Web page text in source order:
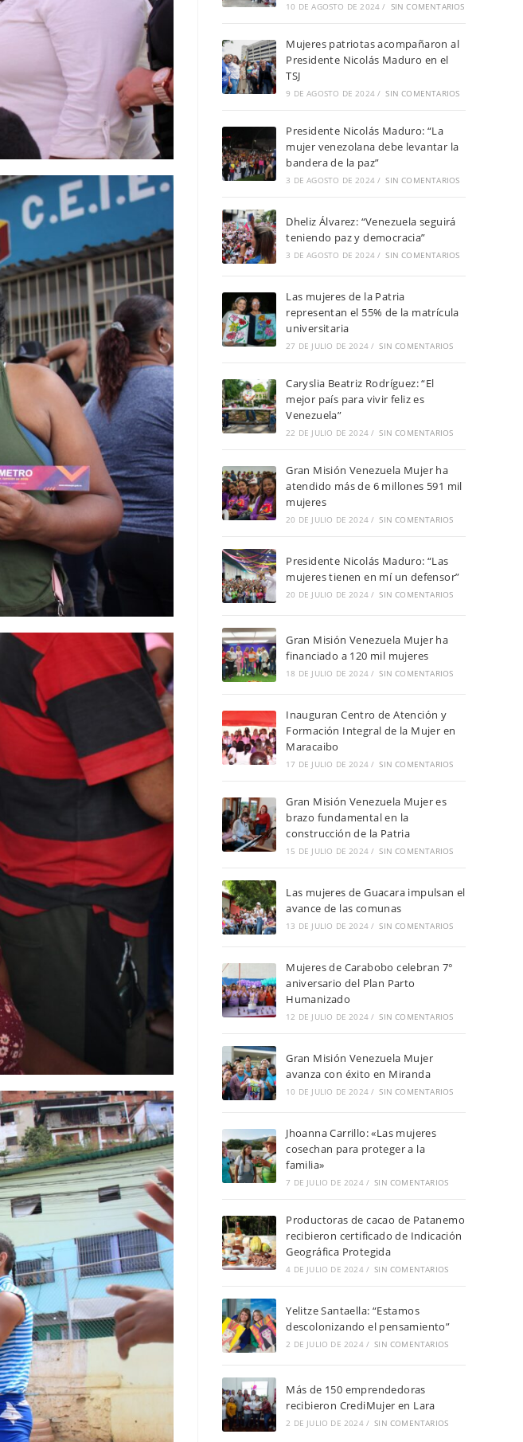
10 DE AGOSTO DE 2024 / SIN COMENTARIOS
Mujeres patriotas acompañaron al
Presidente Nicolás Maduro en el
TSJ
9 DE AGOSTO DE 2024 / SIN COMENTARIOS
Presidente Nicolás Maduro: “La
mujer venezolana debe levantar la
bandera de la paz”
3 DE AGOSTO DE 2024 / SIN COMENTARIOS
Dheliz Álvarez: “Venezuela seguirá
teniendo paz y democracia”
3 DE AGOSTO DE 2024 / SIN COMENTARIOS
Las mujeres de la Patria
representan el 55% de la matrícula
universitaria
27 DE JULIO DE 2024 / SIN COMENTARIOS
Caryslia Beatriz Rodríguez: “El
mejor país para vivir feliz es
Venezuela”
22 DE JULIO DE 2024 / SIN COMENTARIOS
Gran Misión Venezuela Mujer ha
atendido más de 6 millones 591 mil
mujeres
20 DE JULIO DE 2024 / SIN COMENTARIOS
Presidente Nicolás Maduro: “Las
mujeres tienen en mí un defensor”
20 DE JULIO DE 2024 / SIN COMENTARIOS
Gran Misión Venezuela Mujer ha
financiado a 120 mil mujeres
18 DE JULIO DE 2024 / SIN COMENTARIOS
Inauguran Centro de Atención y
Formación Integral de la Mujer en
Maracaibo
17 DE JULIO DE 2024 / SIN COMENTARIOS
Gran Misión Venezuela Mujer es
brazo fundamental en la
construcción de la Patria
15 DE JULIO DE 2024 / SIN COMENTARIOS
Las mujeres de Guacara impulsan el
avance de las comunas
13 DE JULIO DE 2024 / SIN COMENTARIOS
Mujeres de Carabobo celebran 7°
aniversario del Plan Parto
Humanizado
12 DE JULIO DE 2024 / SIN COMENTARIOS
Gran Misión Venezuela Mujer
avanza con éxito en Miranda
10 DE JULIO DE 2024 / SIN COMENTARIOS
Jhoanna Carrillo: «Las mujeres
cosechan para proteger a la
familia»
7 DE JULIO DE 2024 / SIN COMENTARIOS
Productoras de cacao de Patanemo
recibieron certificado de Indicación
Geográfica Protegida
4 DE JULIO DE 2024 / SIN COMENTARIOS
Yelitze Santaella: “Estamos
descolonizando el pensamiento”
2 DE JULIO DE 2024 / SIN COMENTARIOS
Más de 150 emprendedoras
recibieron CrediMujer en Lara
2 DE JULIO DE 2024 / SIN COMENTARIOS